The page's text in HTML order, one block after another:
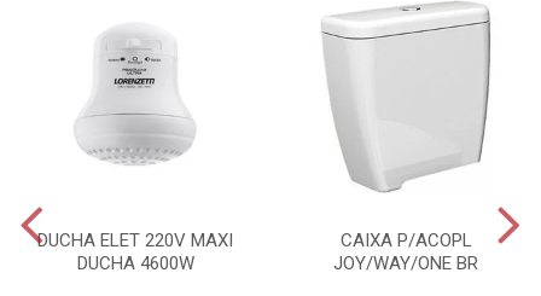
DUCHA ELET 220V MAXI
DUCHA 4600W
CAIXA P/ACOPL
JOY/WAY/ONE BR